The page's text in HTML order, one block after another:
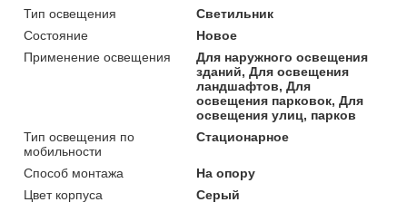
Тип освещения
Светильник
Состояние
Новое
Применение освещения
Для наружного освещения
зданий, Для освещения
ландшафтов, Для
освещения парковок, Для
освещения улиц, парков
Тип освещения по
мобильности
Стационарное
Способ монтажа
На опору
Цвет корпуса
Серый